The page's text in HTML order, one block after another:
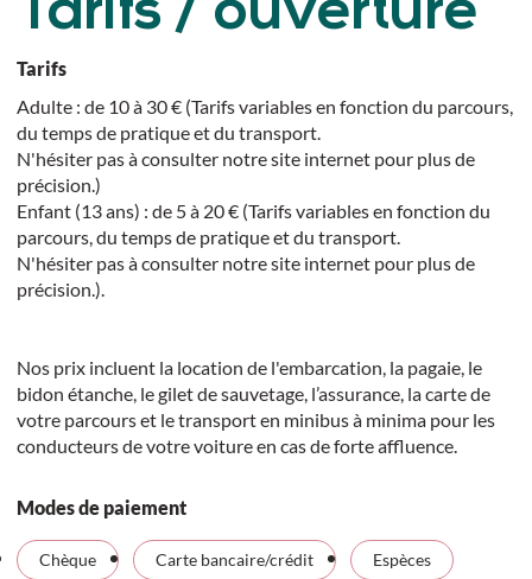
Tarifs / ouverture
Tarifs
Adulte : de 10 à 30 € (Tarifs variables en fonction du parcours,
du temps de pratique et du transport.
N'hésiter pas à consulter notre site internet pour plus de
précision.)
Enfant (13 ans) : de 5 à 20 € (Tarifs variables en fonction du
parcours, du temps de pratique et du transport.
N'hésiter pas à consulter notre site internet pour plus de
précision.).
Nos prix incluent la location de l'embarcation, la pagaie, le
bidon étanche, le gilet de sauvetage, l’assurance, la carte de
votre parcours et le transport en minibus à minima pour les
conducteurs de votre voiture en cas de forte affluence.
Modes de paiement
Chèque Carte bancaire/crédit Espèces